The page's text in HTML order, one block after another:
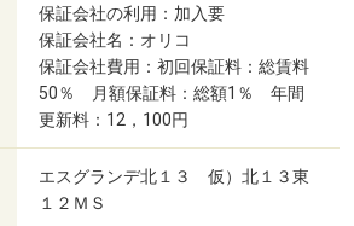
保証会社の利用：加入要
保証会社名：オリコ
保証会社費用：初回保証料：総賃料
50％ 月額保証料：総額1％ 年間
更新料：12，100円
エスグランデ北１３ 仮）北１３東
１２ＭＳ